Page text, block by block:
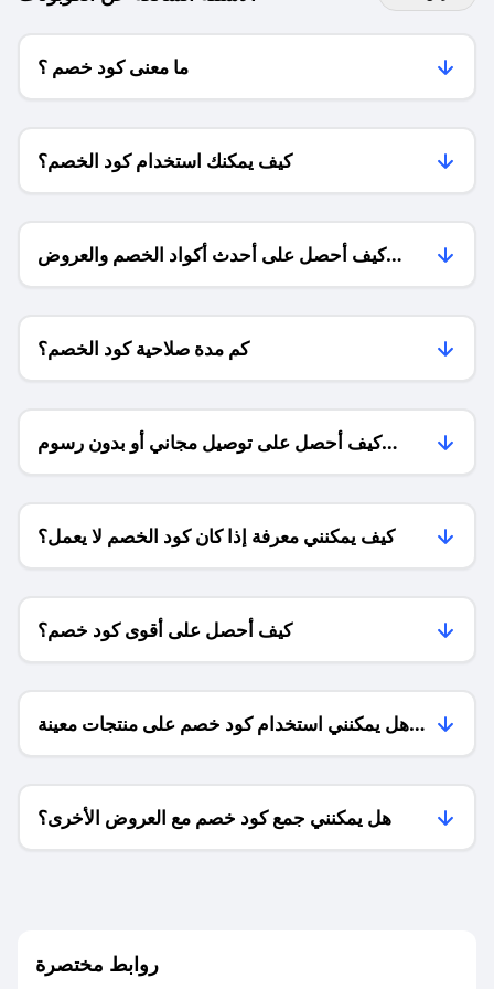
ما معنى كود خصم ؟
كيف يمكنك استخدام كود الخصم؟
كيف أحصل على أحدث أكواد الخصم والعروض
للمتاجر؟
كم مدة صلاحية كود الخصم؟
كيف أحصل على توصيل مجاني أو بدون رسوم
الشحن ؟
كيف يمكنني معرفة إذا كان كود الخصم لا يعمل؟
كيف أحصل على أقوى كود خصم؟
هل يمكنني استخدام كود خصم على منتجات معينة
فقط؟
هل يمكنني جمع كود خصم مع العروض الأخرى؟
روابط مختصرة